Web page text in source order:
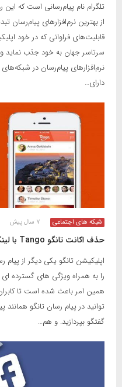
تلگرام نام پیام‌رسانی است که
از بهترین نرم‌افزارهای پیام‌رسان
قابلیت‌های فراوانی که در خود
سرتاسر جهان به خود جذب نماید و
نرم‌افزارهای پیام‌رسان در
دارای…
شبکه های اجتماعی ۷ سال پیش
حذف اکانت تانگو Tango با لینک مستقیم دیلیت اکانت تانگو
اپلیکیشن تانگو یکی دیگر از
را به همراه ویژگی های گسترده ای
همین امر باعث شده است تا
توانید در پیام رسان تانگو
گفتگو بپردازید. و هم…